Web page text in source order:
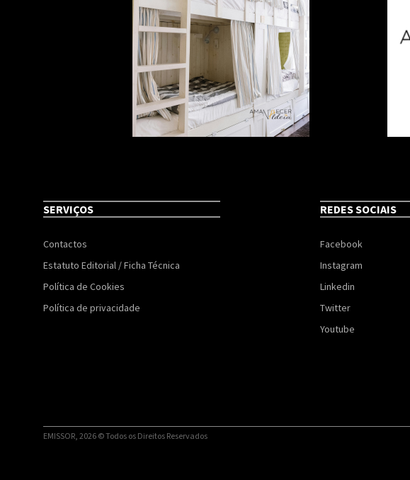
SERVIÇOS
Contactos
Estatuto Editorial / Ficha Técnica
Política de Cookies
Política de privacidade
REDES SOCIAIS
Facebook
Instagram
Linkedin
Twitter
Youtube
EMISSOR, 2026 © Todos os Direitos Reservados